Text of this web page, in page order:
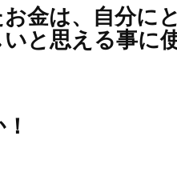
金は、自分に
と思える事に